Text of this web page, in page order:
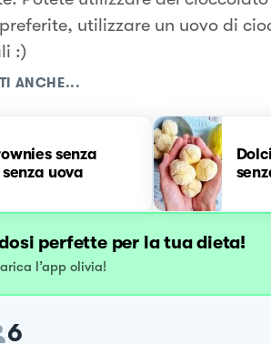
utilizzare un uovo di
:)
ANCHE...
senza
uova
perfette per la tua dieta!
l’app olivia!
6